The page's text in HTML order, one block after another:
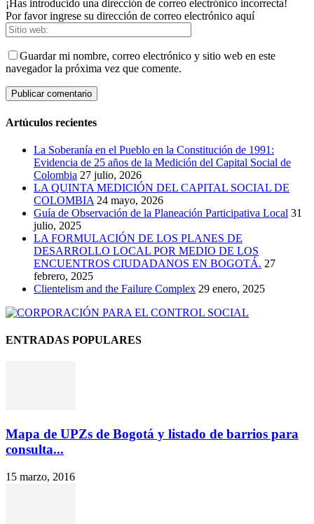
¡Has introducido una dirección de correo electrónico incorrecta!
Por favor ingrese su dirección de correo electrónico aquí
Guardar mi nombre, correo electrónico y sitio web en este
navegador la próxima vez que comente.
Artúculos recientes
La Soberanía en el Pueblo en la Constitución de 1991:
Evidencia de 25 años de la Medición del Capital Social de
Colombia 27 julio, 2026
LA QUINTA MEDICIÓN DEL CAPITAL SOCIAL DE
COLOMBIA 24 mayo, 2026
Guía de Observación de la Planeación Participativa Local 31
julio, 2025
LA FORMULACIÓN DE LOS PLANES DE
DESARROLLO LOCAL POR MEDIO DE LOS
ENCUENTROS CIUDADANOS EN BOGOTÁ. 27
febrero, 2025
Clientelism and the Failure Complex 29 enero, 2025
ENTRADAS POPULARES
Mapa de UPZs de Bogotá y listado de barrios para
consulta...
15 marzo, 2016